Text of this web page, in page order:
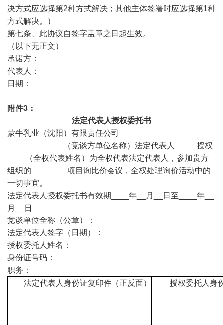
决方式应选择第2种方式解决；其他主体签署时应选择第1种
方式解决。）
第七条、此协议自签字盖章之日起生效。
（以下无正文）
承诺方：
代表人：
日期：
附件3：
法定代表人授权委托书
蒙牛乳业（沈阳）有限责任公司
（竞谈方单位名称）法定代表人 授权
（全权代表姓名）为全权代表法定代表人，参加贵方
组织的 项目询比价会议，全权处理询价活动中的
一切事宜。
法定代表人授权委托书有效期____年__月__日至____年__
月__日
竞谈单位全称（公章）：
法定代表人签字（日期）：
授权委托人姓名：
身份证号码：
职务：
法定代表人身份证复印件（正反面）
授权委托人身